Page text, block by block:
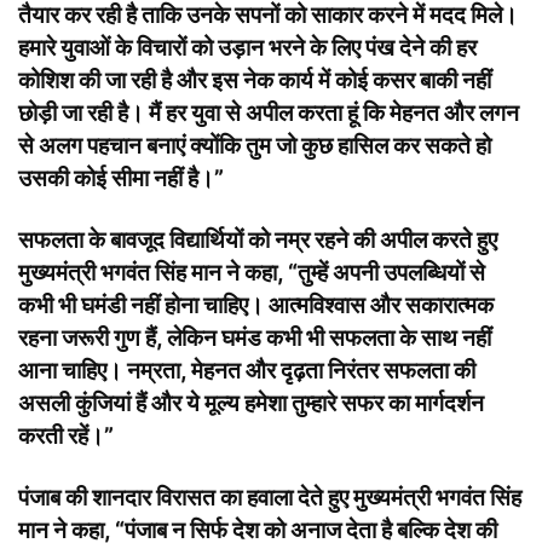
तैयार कर रही है ताकि उनके सपनों को साकार करने में मदद मिले।
हमारे युवाओं के विचारों को उड़ान भरने के लिए पंख देने की हर
कोशिश की जा रही है और इस नेक कार्य में कोई कसर बाकी नहीं
छोड़ी जा रही है। मैं हर युवा से अपील करता हूं कि मेहनत और लगन
से अलग पहचान बनाएं क्योंकि तुम जो कुछ हासिल कर सकते हो
उसकी कोई सीमा नहीं है।”
सफलता के बावजूद विद्यार्थियों को नम्र रहने की अपील करते हुए
मुख्यमंत्री भगवंत सिंह मान ने कहा, “तुम्हें अपनी उपलब्धियों से
कभी भी घमंडी नहीं होना चाहिए। आत्मविश्वास और सकारात्मक
रहना जरूरी गुण हैं, लेकिन घमंड कभी भी सफलता के साथ नहीं
आना चाहिए। नम्रता, मेहनत और दृढ़ता निरंतर सफलता की
असली कुंजियां हैं और ये मूल्य हमेशा तुम्हारे सफर का मार्गदर्शन
करती रहें।”
पंजाब की शानदार विरासत का हवाला देते हुए मुख्यमंत्री भगवंत सिंह
मान ने कहा, “पंजाब न सिर्फ देश को अनाज देता है बल्कि देश की